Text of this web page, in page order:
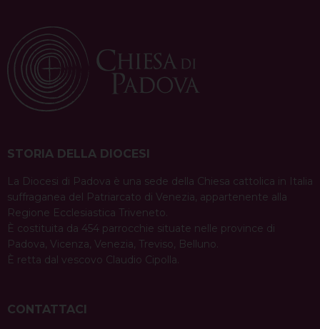
STORIA DELLA DIOCESI
La Diocesi di Padova è una sede della Chiesa cattolica in Italia
suffraganea del Patriarcato di Venezia, appartenente alla
Regione Ecclesiastica Triveneto.
È costituita da 454 parrocchie situate nelle province di
Padova, Vicenza, Venezia, Treviso, Belluno.
È retta dal vescovo Claudio Cipolla.
CONTATTACI